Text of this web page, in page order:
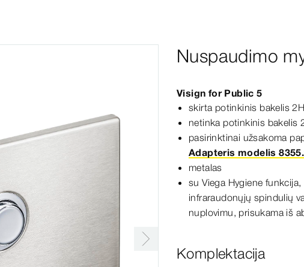
Nuspaudimo
Visign for Public 5
skirta potinkinis bakelis
netinka potinkinis bakelis
pasirinktinai užsakoma
Adapteris modelis
metalas
su Viega Hygiene
infraraudonųjų spindulių
nuplovimu, prisukama iš
Komplektacija